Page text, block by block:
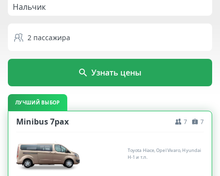
2 пассажира
Узнать цены
ЛУЧШИЙ ВЫБОР
Minibus 7pax 7 7
Toyota Hiace, Opel Vivaro, Hyundai
H-1 и т.п.